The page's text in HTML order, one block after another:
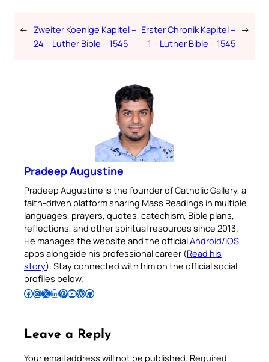
← Zweiter Koenige Kapitel –
24 – Luther Bible – 1545
Erster Chronik Kapitel –
1 – Luther Bible – 1545
→
Pradeep Augustine
Pradeep Augustine is the founder of Catholic Gallery, a
faith-driven platform sharing Mass Readings in multiple
languages, prayers, quotes, catechism, Bible plans,
reflections, and other spiritual resources since 2013.
He manages the website and the officialAndroid/iOS
apps alongside his professional career (Read his
story). Stay connected with him on the official social
profiles below.
Follow Pradeep on Facebook Follow Pradeep on InstagramFollow Pradeep on X Follow Pradeep on LinkedIn Follow Pradeep on Pinterest Subscribe to Pradeep’s Youtube Channel Follow Pradeep on WordPress Follow Pradeep on GitHub
Leave a Reply
Your email address will not be published. Required